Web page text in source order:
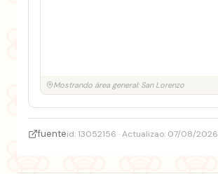
Mostrando área general: San Lorenzo
fuenteid: 13052156 · Actualizao: 07/08/2026